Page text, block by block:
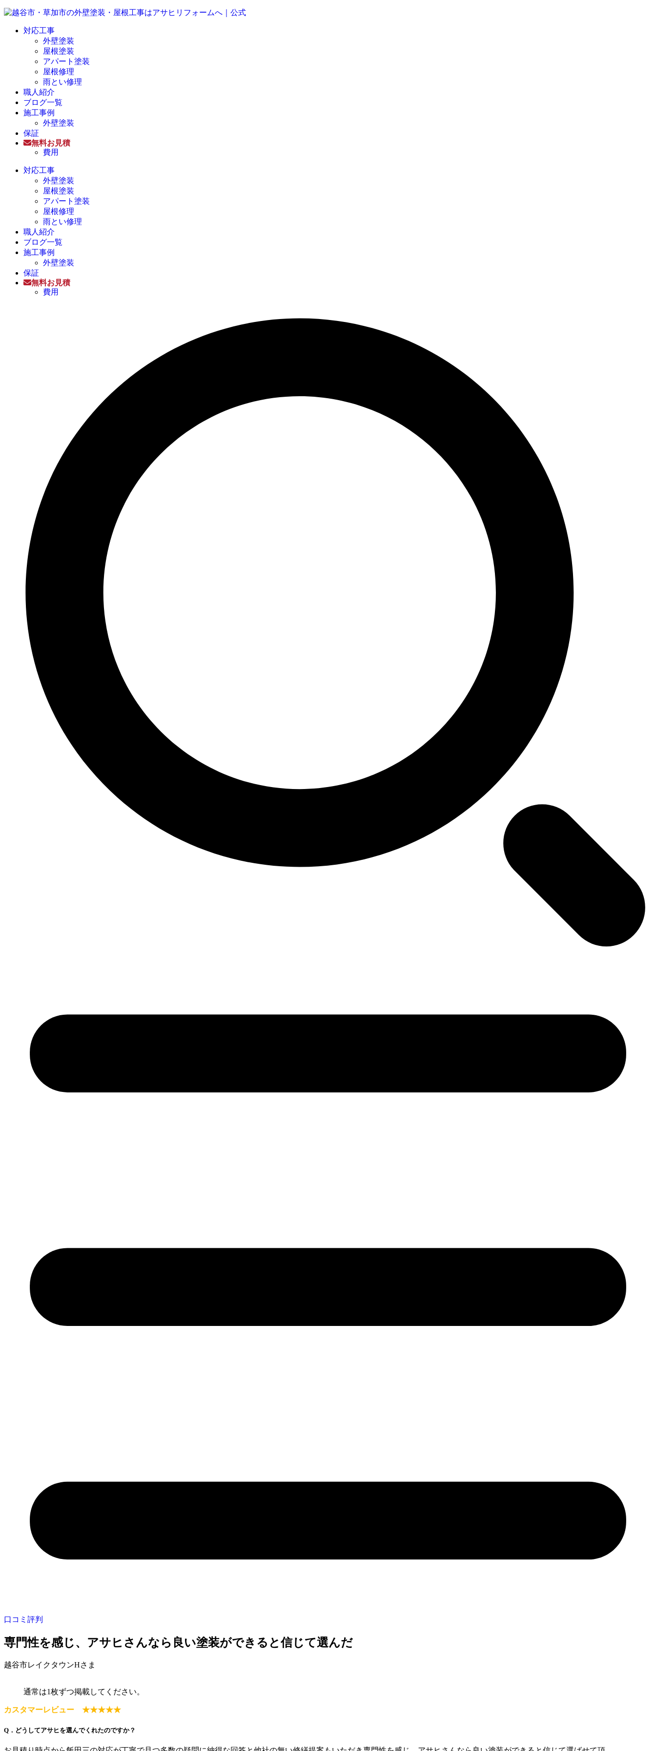
対応工事
外壁塗装
屋根塗装
アパート塗装
屋根修理
雨とい修理
職人紹介
ブログ一覧
施工事例
外壁塗装
保証
無料お見積
費用
対応工事
外壁塗装
屋根塗装
アパート塗装
屋根修理
雨とい修理
職人紹介
ブログ一覧
施工事例
外壁塗装
保証
無料お見積
費用
口コミ評判
専門性を感じ、アサヒさんなら良い塗装ができると信じて選んだ
越谷市レイクタウンHさま
通常は1枚ずつ掲載してください。
カスタマーレビュー ★★★★★
Q．どうしてアサヒを選んでくれたのですか？